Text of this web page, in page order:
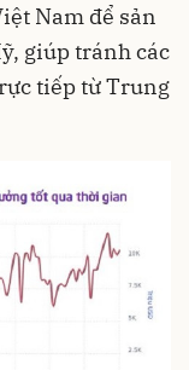
Nam để sản
giúp tránh các
tiếp từ Trung